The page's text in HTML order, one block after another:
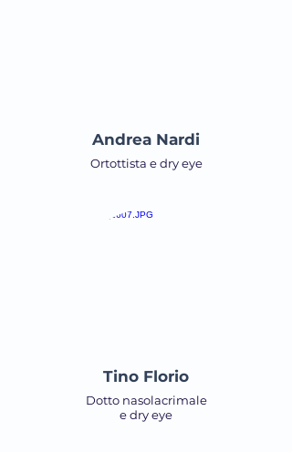
Andrea Nardi
Ortottista e dry eye
Tino Florio
Dotto nasolacrimale
e dry eye